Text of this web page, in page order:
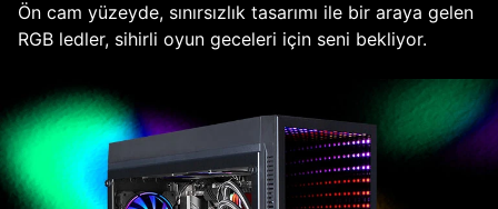
Ön cam yüzeyde, sınırsızlık tasarımı ile bir araya gelen
RGB ledler, sihirli oyun geceleri için seni bekliyor.